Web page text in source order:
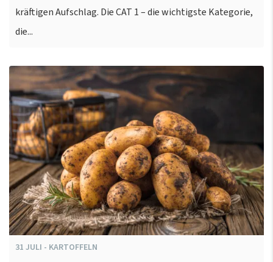
kräftigen Aufschlag. Die CAT 1 – die wichtigste Kategorie,
die...
31 JULI - KARTOFFELN